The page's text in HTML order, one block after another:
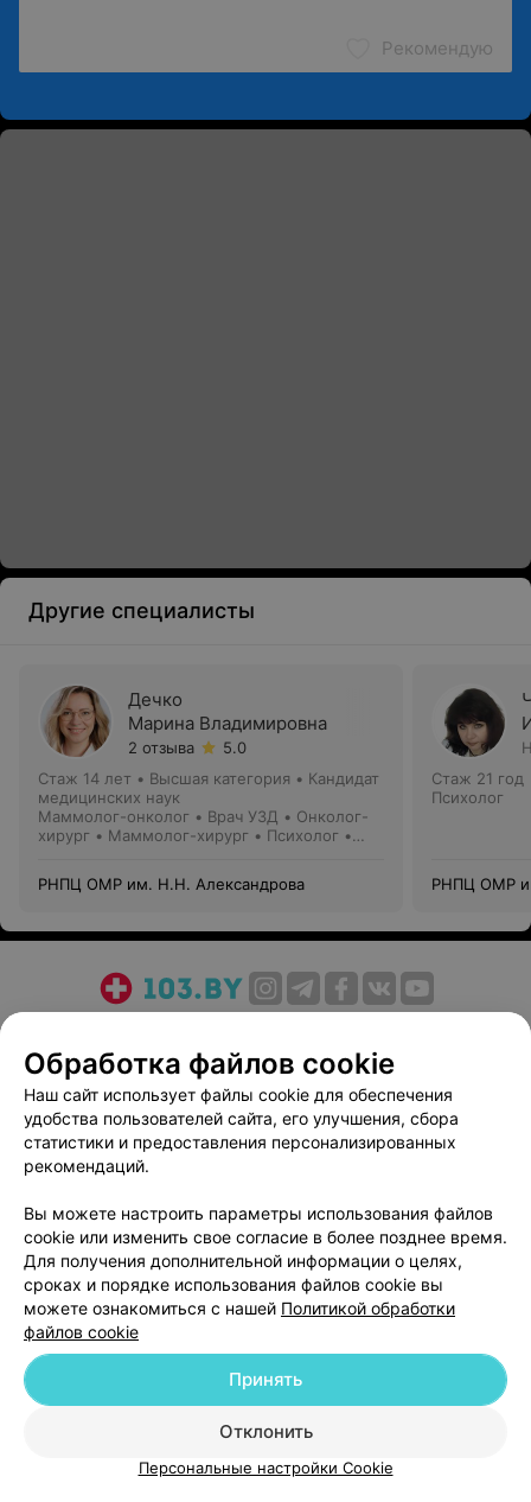
Рекомендую
Другие специалисты
Дечко
Марина Владимировна
2 отзыва
5.0
Стаж 14 лет • Высшая категория • Кандидат
медицинских наук
Маммолог-онколог • Врач УЗД • Онколог-
хирург • Маммолог-хирург • Психолог •
РНПЦ ОМР им. Н.Н. Александрова
Стаж 21 год
Психолог
РНПЦ ОМР
Медицинский маркетинг
Публичный договор
Пользовательское соглашение
Способы оплаты
Вакансии
Партнеры
Написать руководителю 103.by
Персональные настройки cookie
Обработка персональных данных
Обработка файлов cookie
Наш сайт использует файлы cookie для обеспечения
удобства пользователей сайта, его улучшения, сбора
статистики и предоставления персонализированных
рекомендаций.
Вы можете настроить параметры использования файлов
cookie или изменить свое согласие в более позднее время.
Для получения дополнительной информации о целях,
сроках и порядке использования файлов cookie вы
можете ознакомиться с нашей Политикой обработки
файлов cookie
Отклонить
Принять
Персональные настройки Cookie